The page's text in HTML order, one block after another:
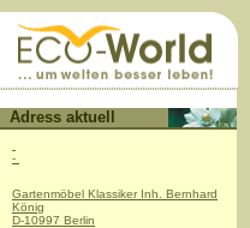
Adress aktuell
-
Gartenmöbel Klassiker Inh. Bernhard
König
D-10997 Berlin